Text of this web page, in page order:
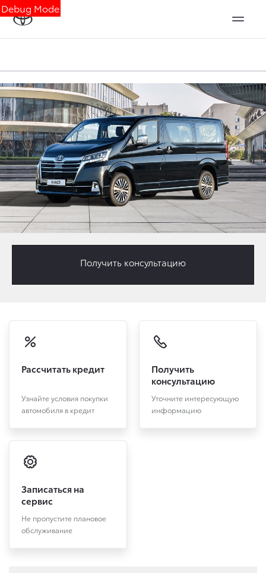
Debug Mode
Рассчитать кредит
Узнайте условия покупки
автомобиля в кредит
Получить
консультацию
Уточните интересующую
информацию
Записаться на
сервис
Не пропустите плановое
обслуживание